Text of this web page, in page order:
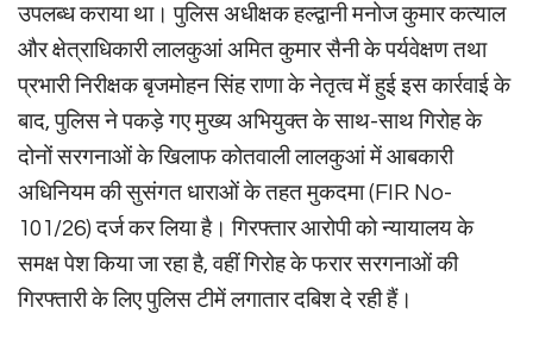
उपलब्ध कराया था। पुलिस अधीक्षक हल्द्वानी मनोज कुमार कत्याल
और क्षेत्राधिकारी लालकुआं अमित कुमार सैनी के पर्यवेक्षण तथा
प्रभारी निरीक्षक बृजमोहन सिंह राणा के नेतृत्व में हुई इस कार्रवाई के
बाद, पुलिस ने पकड़े गए मुख्य अभियुक्त के साथ-साथ गिरोह के
दोनों सरगनाओं के खिलाफ कोतवाली लालकुआं में आबकारी
अधिनियम की सुसंगत धाराओं के तहत मुकदमा (FIR No-
101/26) दर्ज कर लिया है। गिरफ्तार आरोपी को न्यायालय के
समक्ष पेश किया जा रहा है, वहीं गिरोह के फरार सरगनाओं की
गिरफ्तारी के लिए पुलिस टीमें लगातार दबिश दे रही हैं।